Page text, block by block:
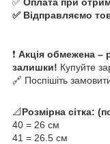
✅ Відправляємо
❗ Акція обмежена –
залишки! Купуйте
🔗 Поспішіть
📐Розмірна сітка:
40 = 26 см
41 = 26.5 см